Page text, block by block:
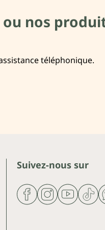
nos
téléphonique.
Suivez-nous sur